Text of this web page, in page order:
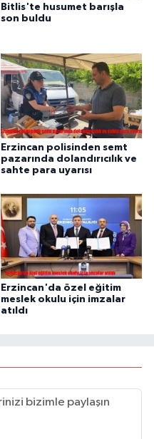
Bitlis'te husumet barışla
son buldu
Erzincan polisinden semt
pazarında dolandırıcılık ve
sahte para uyarısı
Erzincan'da özel eğitim
meslek okulu için imzalar
atıldı